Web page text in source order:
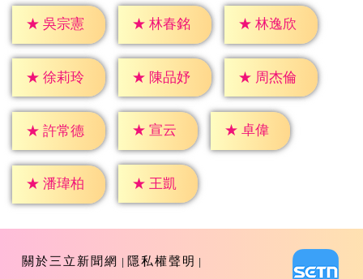
★ 吳宗憲 ★ 林春銘 ★ 林逸欣
★ 徐莉玲 ★ 陳品妤 ★ 周杰倫
★ 許常德 ★ 宣云 ★ 卓偉
★ 潘瑋柏 ★ 王凱
關於三立新聞網
隱私權聲明